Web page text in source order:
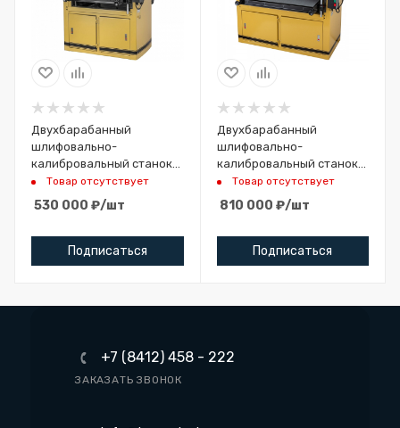
Двухбарабанный
шлифовально-
калибровальный станок
Powermatic DDS-225
Товар отсутствует
530 000 ₽/шт
Подписаться
Двухбарабанный
шлифовально-
калибровальный станок
Powermatic DDS-237
Товар отсутствует
810 000 ₽/шт
Подписаться
+7 (8412) 458 - 222
ЗАКАЗАТЬ ЗВОНОК